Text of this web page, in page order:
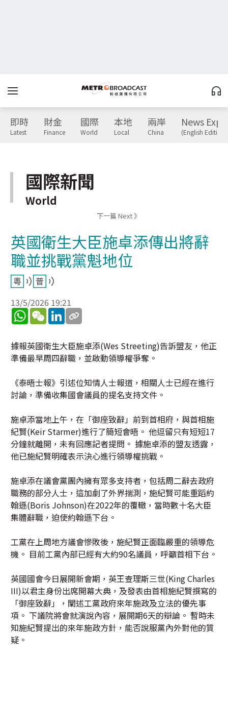
即時
Latest
財金
Finance
國際
World
本地
Local
兩岸
China
News
(English Edition)
國際新聞
World
下一篇 Next 》
英國衛生大臣施卓添傳出將辭
職並挑戰黨魁地位
13/5/2026 19:21
WhatsApp
WeChatLinkedIn
據報英國衛生大臣施卓添(Wes Streeting)告訴盟友，他正
準備最早周四辭職，並啟動領導權爭奪。
《泰晤士報》引述位知情人士報道，相關人士已經在進行
討論，準備收集國會議員的提名支持文件。
施卓添當地上午，在「御座致辭」前到首相府，與首相施
紀賢(Keir Starmer)進行了簡短會晤。 他逗留只有短短17
分鐘就離開，未有回應記者提問。 據施卓添的盟友透露，
他已施紀賢明確表示決心進行領導權挑戰。
施卓添在議會黨團內擁有眾多支持者，包括周二辭去政府
職務的部分人士，這加劇了外界揣測，施紀賢可能重蹈約
翰遜(Boris Johnson)在2022年的覆轍，當時數十名大臣
集體辭職，迫使約翰遜下台。
工黨在上周地方議會慘敗後，施紀賢正面臨嚴重的領導危
機。 目前工黨內部已經有大約90名議員，呼籲首相下台。
英國國會今日展開新會期，英王查理斯三世(King Charles
III)以君主身份出席開幕大典，及發表由首相施紀賢撰寫的
「御座致辭」，闡述工黨政府來年施政及立法的優先事
項。 下議院將會就演說內容，展開期6天的辯論。 暫時未
知施紀賢提出的來年施政方針，能否說服黨內外對他的質
疑。